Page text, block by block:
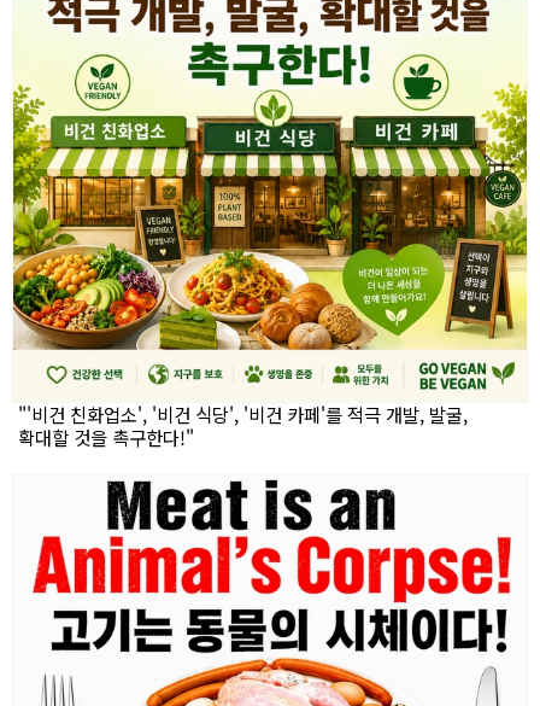
"'비건 친화업소', '비건 식당', '비건 카페'를 적극 개발, 발굴,
확대할 것을 촉구한다!"